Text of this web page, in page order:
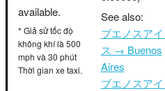
available.
* Giả sử tốc độ
không khí là 500
mph và 30 phút
Thời gian xe taxi.
See also:
ブエノスアイ
ス → Buenos
Aires
ブエノスアイ